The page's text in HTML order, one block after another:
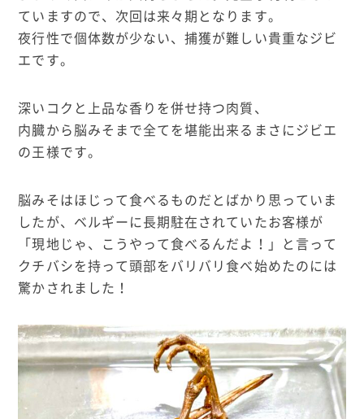
ていますので、次回は来々期となります。
夜行性で個体数が少ない、捕獲が難しい貴重なジビ
エです。
深いコクと上品な香りを併せ持つ肉質、
内臓から脳みそまで全てを堪能出来るまさにジビエ
の王様です。
脳みそはほじって食べるものだとばかり思っていま
したが、ベルギーに長期駐在されていたお客様が
「現地じゃ、こうやって食べるんだよ！」と言って
クチバシを持って頭部をバリバリ食べ始めたのには
驚かされました！